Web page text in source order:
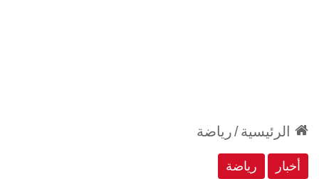
الرئيسية/رياضة
أخبار رياضة